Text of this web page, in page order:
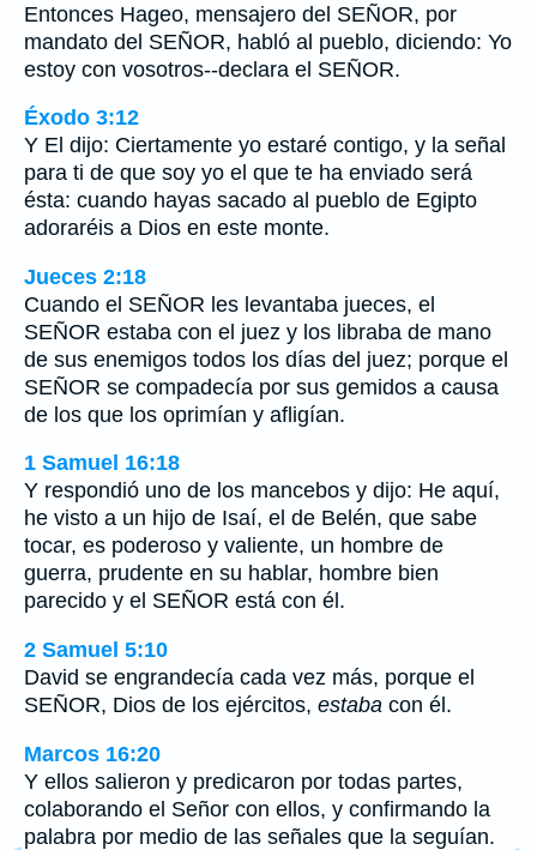
Entonces Hageo, mensajero del SEÑOR, por
mandato del SEÑOR, habló al pueblo, diciendo: Yo
estoy con vosotros--declara el SEÑOR.
Éxodo 3:12
Y El dijo: Ciertamente yo estaré contigo, y la señal
para ti de que soy yo el que te ha enviado será
ésta: cuando hayas sacado al pueblo de Egipto
adoraréis a Dios en este monte.
Jueces 2:18
Cuando el SEÑOR les levantaba jueces, el
SEÑOR estaba con el juez y los libraba de mano
de sus enemigos todos los días del juez; porque el
SEÑOR se compadecía por sus gemidos a causa
de los que los oprimían y afligían.
1 Samuel 16:18
Y respondió uno de los mancebos y dijo: He aquí,
he visto a un hijo de Isaí, el de Belén, que sabe
tocar, es poderoso y valiente, un hombre de
guerra, prudente en su hablar, hombre bien
parecido y el SEÑOR está con él.
2 Samuel 5:10
David se engrandecía cada vez más, porque el
SEÑOR, Dios de los ejércitos, estaba con él.
Marcos 16:20
Y ellos salieron y predicaron por todas partes,
colaborando el Señor con ellos, y confirmando la
palabra por medio de las señales que la seguían.